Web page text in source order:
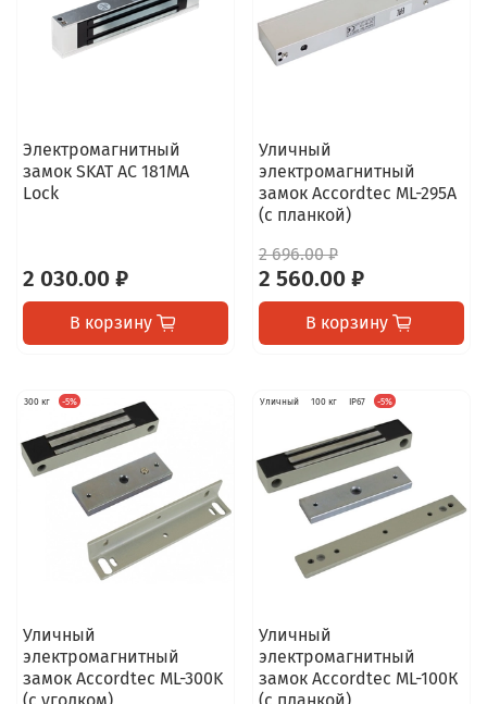
Электромагнитный
замок SKAT AC 181MA
Lock
2 030.00 ₽
В корзину
Уличный
электромагнитный
замок Accordtec ML-295A
(с планкой)
2 696.00 ₽
2 560.00 ₽
В корзину
300 кг -5%
Уличный
электромагнитный
замок Accordtec ML-300K
(с уголком)
Уличный 100 кг IP67 -5%
Уличный
электромагнитный
замок Accordtec ML-100К
(с планкой)